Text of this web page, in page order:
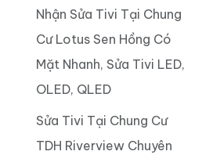
Nhận Sửa Tivi Tại Chung
Cư Lotus Sen Hồng Có
Mặt Nhanh, Sửa Tivi LED,
OLED, QLED
Sửa Tivi Tại Chung Cư
TDH Riverview Chuyên